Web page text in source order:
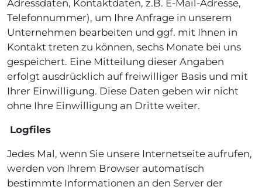
Adressdaten, Kontaktdaten, z.B. E-Mail-Adresse,
Telefonnummer), um Ihre Anfrage in unserem
Unternehmen bearbeiten und ggf. mit Ihnen in
Kontakt treten zu können, sechs Monate bei uns
gespeichert. Eine Mitteilung dieser Angaben
erfolgt ausdrücklich auf freiwilliger Basis und mit
Ihrer Einwilligung. Diese Daten geben wir nicht
ohne Ihre Einwilligung an Dritte weiter.
Logfiles
Jedes Mal, wenn Sie unsere Internetseite aufrufen,
werden von Ihrem Browser automatisch
bestimmte Informationen an den Server der